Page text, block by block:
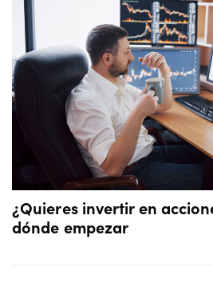
¿Quieres invertir en
dónde empezar